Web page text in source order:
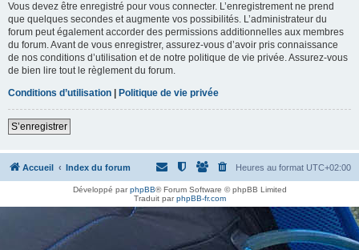
Vous devez être enregistré pour vous connecter. L’enregistrement ne prend
que quelques secondes et augmente vos possibilités. L’administrateur du
forum peut également accorder des permissions additionnelles aux membres
du forum. Avant de vous enregistrer, assurez-vous d’avoir pris connaissance
de nos conditions d’utilisation et de notre politique de vie privée. Assurez-vous
de bien lire tout le règlement du forum.
Conditions d’utilisation
Politique de vie privée
S’enregistrer
Accueil Index du forum Heures au format UTC+02:00
Développé parphpBB® Forum Software © phpBB Limited
Traduit parphpBB-fr.com